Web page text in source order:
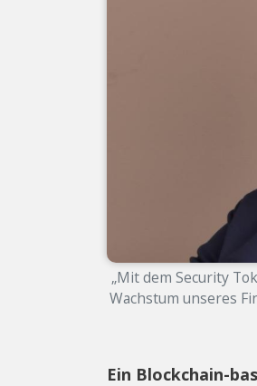
„Mit dem Security
Wachstum unseres
Ein Blockchain-